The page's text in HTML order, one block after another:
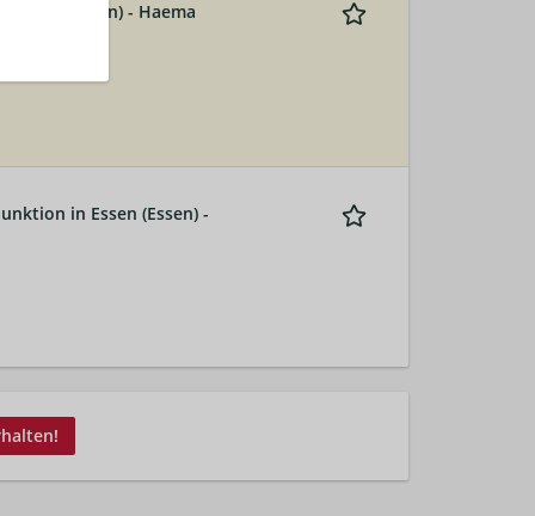
(Bonn) - Haema
in Essen (Essen) -